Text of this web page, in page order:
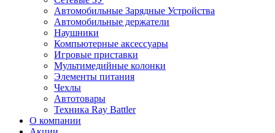
Автомобильные Зарядные Устройства
Автомобильные держатели
Наушники
Компьютерные аксессуары
Игровые приставки
Мультимедийные колонки
Элементы питания
Чехлы
Автотовары
Техника Ray Battler
О компании